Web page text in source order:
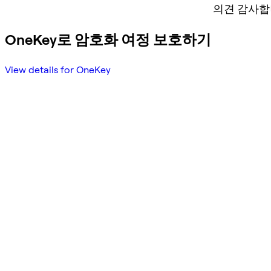
의견 감사
OneKey로 암호화 여정 보호하기
View details for OneKey